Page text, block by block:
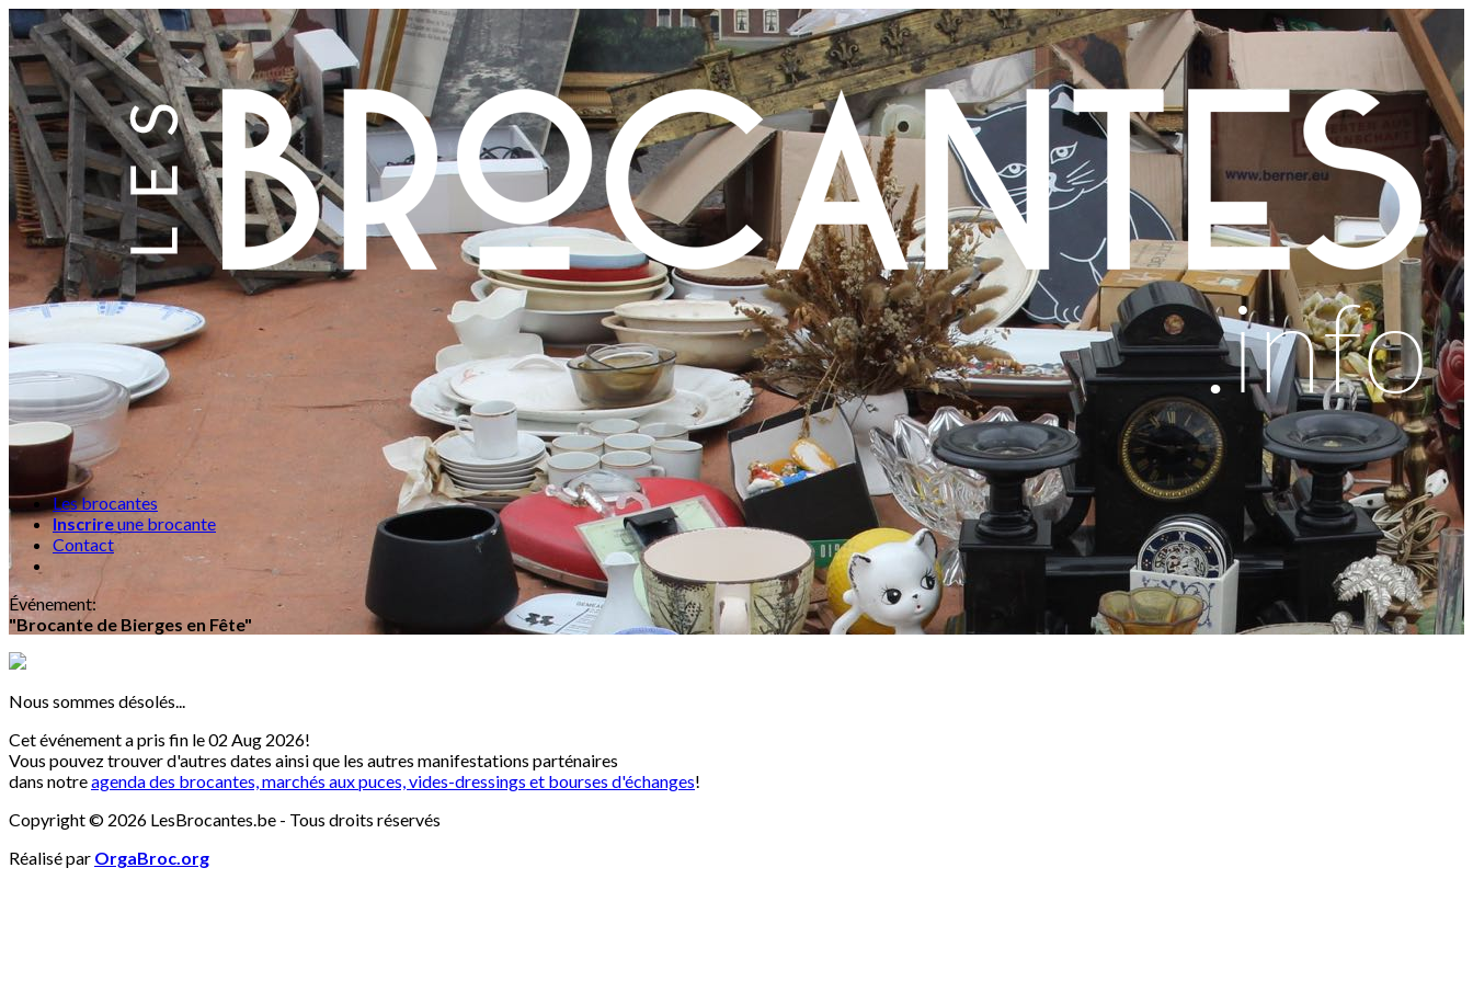
Les brocantes
Inscrireune brocante
Contact
Événement:
"Brocante de Bierges en Fête"
Nous sommes désolés...
Cet événement a pris fin le 02 Aug 2026!
Vous pouvez trouver d'autres dates ainsi que les autres manifestations parténaires
dans notreagenda des brocantes, marchés aux puces, vides-dressings et bourses d'échanges!
Copyright © 2026 LesBrocantes.be - Tous droits réservés
Réalisé par OrgaBroc.org